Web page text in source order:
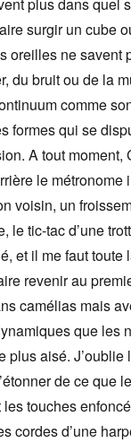
plus dans quel
surgir un cube
oreilles ne savent
du bruit ou de la
comme
formes qui se
A tout moment,
le métronome
voisin, un
le tic-tac d’une
et il me faut toute
revenir au
camélias mais
que les
plus aisé. J’oublie
de ce que
touches
cordes d’une